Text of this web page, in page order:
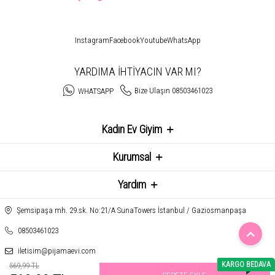
569,99 TL KARGO BEDAVA
InstagramFacebookYoutubeWhatsApp
YARDIMA İHTİYACIN VAR MI?
WHATSAPP Bize Ulaşın 08503461023
Kadın Ev Giyim
Kurumsal
Yardım
Şemsipaşa mh. 29.sk. No:21/A SunaTowers İstanbul / Gaziosmanpaşa
08503461023
iletisim@pijamaevi.com